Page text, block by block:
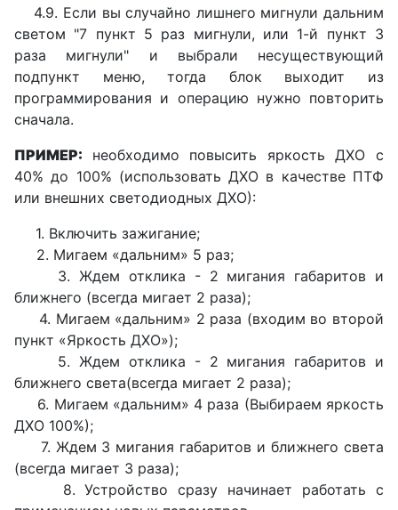
4.9. Если вы случайно лишнего мигнули дальним
светом "7 пункт 5 раз мигнули, или 1-й пункт 3
раза мигнули" и выбрали несуществующий
подпункт меню, тогда блок выходит из
программирования и операцию нужно повторить
сначала.
ПРИМЕР:
необходимо повысить яркость ДХО с
40% до 100% (использовать ДХО в качестве ПТФ
или внешних светодиодных ДХО):
1. Включить зажигание;
2. Мигаем «дальним» 5 раз;
3. Ждем отклика - 2 мигания габаритов и
ближнего (всегда мигает 2 раза);
4. Мигаем «дальним» 2 раза (входим во второй
пункт «Яркость ДХО»);
5. Ждем отклика - 2 мигания габаритов и
ближнего света(всегда мигает 2 раза);
6. Мигаем «дальним» 4 раза (Выбираем яркость
ДХО 100%);
7. Ждем 3 мигания габаритов и ближнего света
(всегда мигает 3 раза);
8. Устройство сразу начинает работать с